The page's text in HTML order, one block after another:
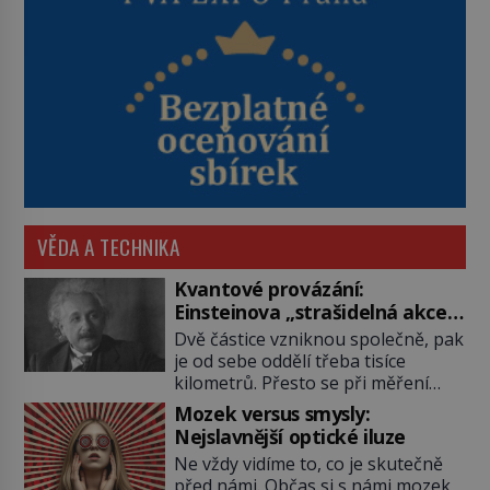
VĚDA A TECHNIKA
Kvantové provázání:
Einsteinova „strašidelná akce
na dálku“ dál mate i fascinuje
vědce
Dvě částice vzniknou společně, pak
je od sebe oddělí třeba tisíce
kilometrů. Přesto se při měření
chovají, jako by mezi nimi
existovalo neviditelné pouto. Albert
Einstein tomu s jistou dávkou
ironie říká „strašidelná akce na
Mozek versus smysly:
Nejslavnější optické iluze
Ne vždy vidíme to, co je skutečně